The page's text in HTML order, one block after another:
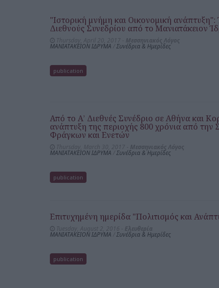
"Ιστορική μνήμη και Οικονομική
Διεθνούς Συνεδρίου από το Μανιατάκειον
ΜΑΝΙΑΤΑΚΕΙΟΝ ΙΔΡΥΜΑ Συνέδρια & Ημερίδες
publication
Από το Α’ Διεθνές Συνέδριο σε Αθήνα και
ανάπτυξη της περιοχής 800 χρόνια από την
Φράγκων και Ενετών
ΜΑΝΙΑΤΑΚΕΙΟΝ ΙΔΡΥΜΑ Συνέδρια & Ημερίδες
publication
Επιτυχημένη ημερίδα "Πολιτισμός και
ΜΑΝΙΑΤΑΚΕΙΟΝ ΙΔΡΥΜΑ Συνέδρια & Ημερίδες
publication